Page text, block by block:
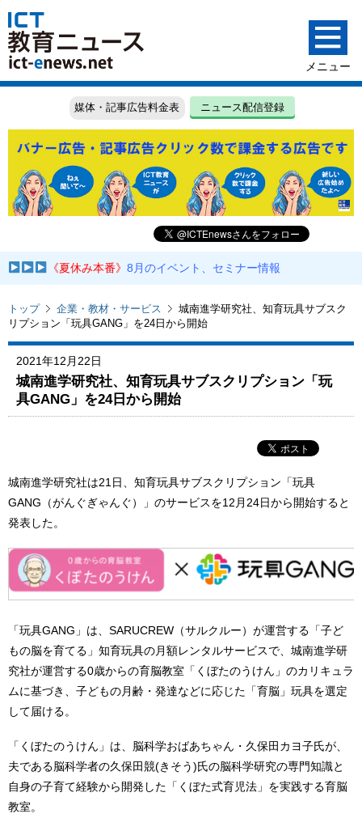
媒体・記事広告料金表 ニュース配信登録
《夏休み本番》8月のイベント、セミナー情報
トップ 企業・教材・サービス
城南進学研究社、知育玩具サブスク
リプション「玩具GANG」を24日から開始
2021年12月22日
城南進学研究社、知育玩具サブスクリプション「玩
具GANG」を24日から開始
城南進学研究社は21日、知育玩具サブスクリプション「玩具
GANG（がんぐぎゃんぐ）」のサービスを12月24日から開始すると
発表した。
「玩具GANG」は、SARUCREW（サルクルー）が運営する「子ど
もの脳を育てる」知育玩具の月額レンタルサービスで、城南進学研
究社が運営する0歳からの育脳教室「くぼたのうけん」のカリキュラ
ムに基づき、子どもの月齢・発達などに応じた「育脳」玩具を選定
して届ける。
「くぼたのうけん」は、脳科学おばあちゃん・久保田カヨ子氏が、
夫である脳科学者の久保田競(きそう)氏の脳科学研究の専門知識と
自身の子育て経験から開発した「くぼた式育児法」を実践する育脳
教室。